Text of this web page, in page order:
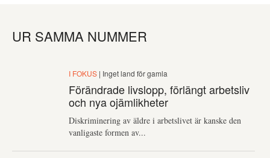
UR SAMMA NUMMER
I FOKUS | Inget land för gamla
Förändrade livslopp, förlängt arbetsliv
och nya ojämlikheter
Diskriminering av äldre i arbetslivet är kanske den
vanligaste formen av...